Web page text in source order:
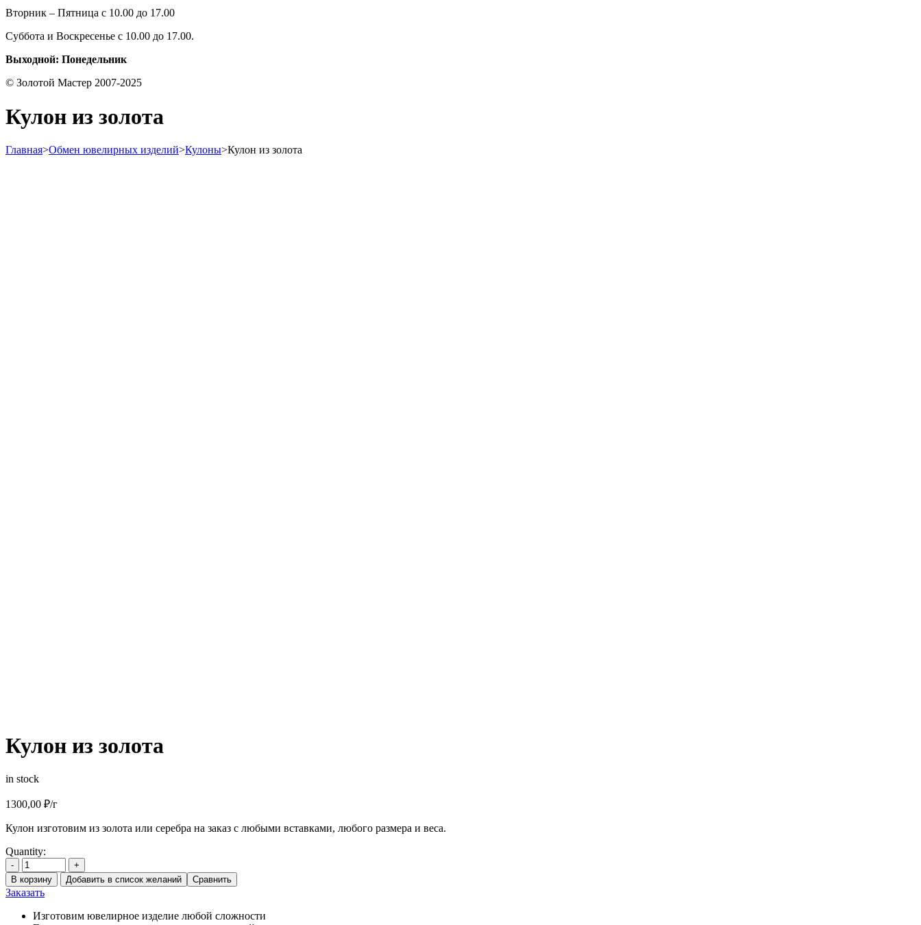
Вторник – Пятница с 10.00 до 17.00
Суббота и Воскресенье с 10.00 до 17.00.
Выходной: Понедельник
© Золотой Мастер 2007-2025
Кулон из золота
Главная>Обмен ювелирных изделий>Кулоны>Кулон из золота
Кулон из золота
in stock
1300,00 ₽/г
Кулон изготовим из золота или серебра на заказ с любыми вставками, любого размера и веса.
Quantity:
-
+
В корзину
Добавить в список желаний Сравнить
Заказать
Изготовим ювелирное изделие любой сложности